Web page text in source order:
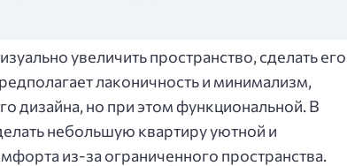
увеличить пространство, сделать его
лаконичность и минимализм,
дизайна, но при этом функциональной. В
небольшую квартиру уютной и
из-за ограниченного пространства.